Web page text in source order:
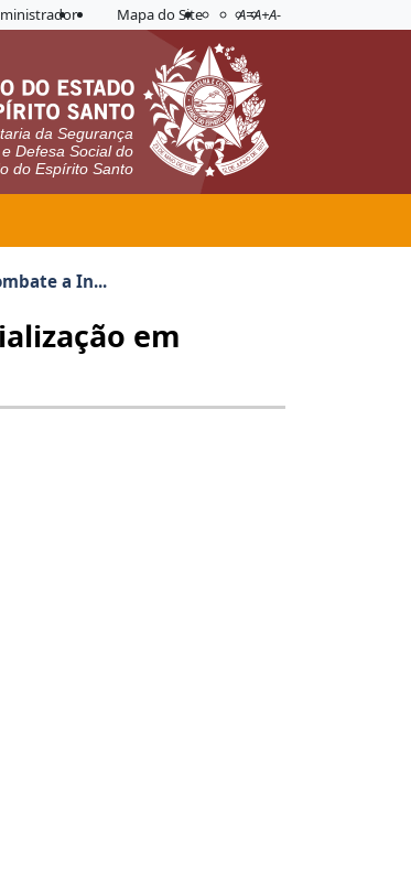
Mapa do Site Acessibilidade
Aplicar contraste
A=A+A-
da Segurança
Defesa Social do
do Espírito Santo
a In...
em